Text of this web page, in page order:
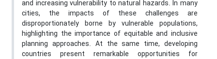
and increasing vulnerability to natural hazards. In many
cities, the impacts of these challenges are
disproportionately borne by vulnerable populations,
highlighting the importance of equitable and inclusive
planning approaches. At the same time, developing
countries present remarkable opportunities for